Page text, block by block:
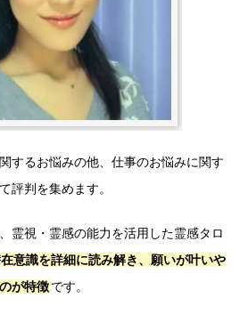
するお悩みの他、仕事のお悩みに関す
評判を集めます。
霊視・霊感の能力を活用した霊感タロ
意識を詳細に読み解き、願いが叶いや
が特徴です。